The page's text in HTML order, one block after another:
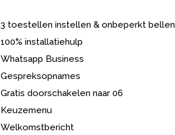
3 toestellen instellen & onbeperkt bellen
100% installatiehulp
Whatsapp Business
Gespreksopnames
Gratis doorschakelen naar 06
Keuzemenu
Welkomstbericht